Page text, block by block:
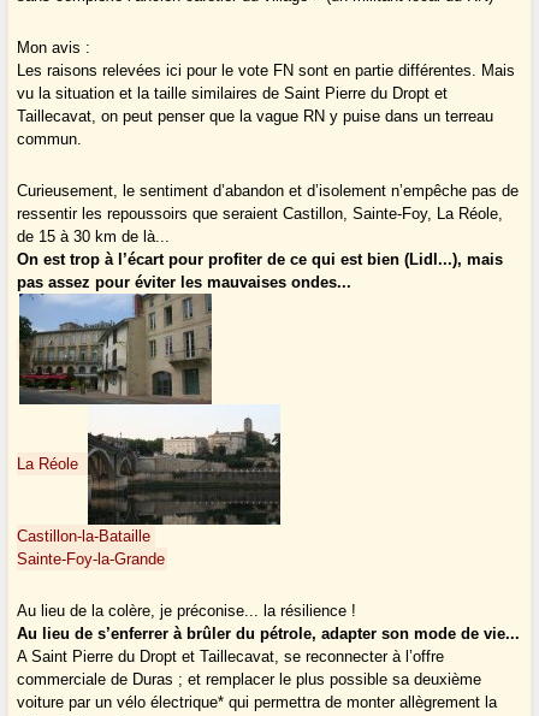
Mon avis :
Les raisons relevées ici pour le vote FN sont en partie différentes. Mais
vu la situation et la taille similaires de Saint Pierre du Dropt et
Taillecavat, on peut penser que la vague RN y puise dans un terreau
commun.
Curieusement, le sentiment d’abandon et d’isolement n’empêche pas de
ressentir les repoussoirs que seraient Castillon, Sainte-Foy, La Réole,
de 15 à 30 km de là...
On est trop à l’écart pour profiter de ce qui est bien (Lidl...), mais
pas assez pour éviter les mauvaises ondes...
La Réole
Castillon-la-Bataille
Sainte-Foy-la-Grande
Au lieu de la colère, je préconise... la résilience !
Au lieu de s’enferrer à brûler du pétrole, adapter son mode de vie...
A Saint Pierre du Dropt et Taillecavat, se reconnecter à l’offre
commerciale de Duras ; et remplacer le plus possible sa deuxième
voiture par un vélo électrique* qui permettra de monter allègrement la